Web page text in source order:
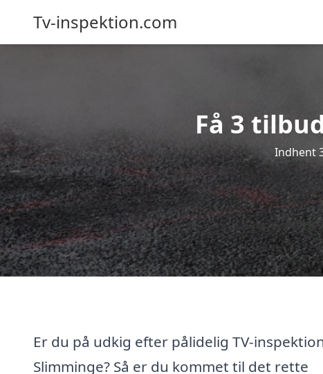
Tv-inspektion.com
Få 3
Indhent
Er du på udkig efter pålidelig TV-
Slimminge? Så er du kommet til det rette